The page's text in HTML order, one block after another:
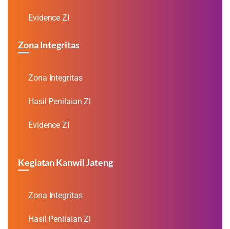
Evidence ZI
Zona Integritas
Zona Integritas
Hasil Penilaian ZI
Evidence ZI
Kegiatan Kanwil Jateng
Zona Integritas
Hasil Penilaian ZI